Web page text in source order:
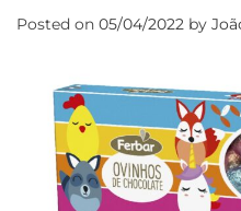
Posted on 05/04/2022 by